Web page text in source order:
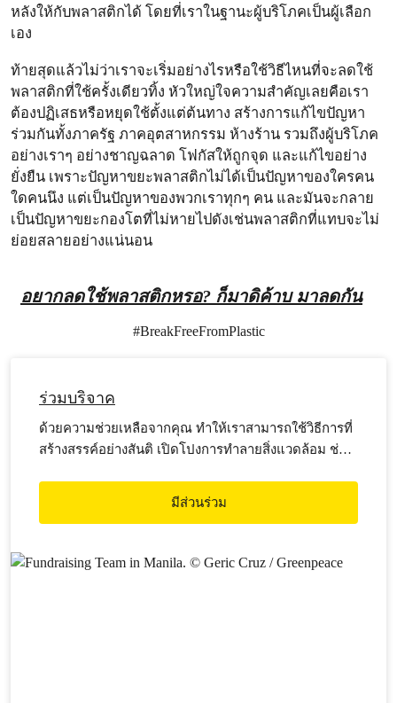
หลังให้กับพลาสติกได้ โดยที่เราในฐานะผู้บริโภคเป็นผู้เลือก
เอง
ท้ายสุดแล้วไม่ว่าเราจะเริ่มอย่างไรหรือใช้วิธีไหนที่จะลดใช้
พลาสติกที่ใช้ครั้งเดียวทิ้ง หัวใหญ่ใจความสำคัญเลยคือเรา
ต้องปฏิเสธหรือหยุดใช้ตั้งแต่ต้นทาง สร้างการแก้ไขปัญหา
ร่วมกันทั้งภาครัฐ ภาคอุตสาหกรรม ห้างร้าน รวมถึงผู้บริโภค
อย่างเราๆ อย่างชาญฉลาด โฟกัสให้ถูกจุด และแก้ไขอย่าง
ยั่งยืน เพราะปัญหาขยะพลาสติกไม่ได้เป็นปัญหาของใครคน
ใดคนนึง แต่เป็นปัญหาของพวกเราทุกๆ คน และมันจะกลาย
เป็นปัญหาขยะกองโตที่ไม่หายไปดังเช่นพลาสติกที่แทบจะไม่
ย่อยสลายอย่างแน่นอน
อยากลดใช้พลาสติกหรอ? ก็มาดิค้าบ มาลดกัน
#BreakFreeFromPlastic
ร่วมบริจาค
ด้วยความช่วยเหลือจากคุณ ทำให้เราสามารถใช้วิธีการที่
สร้างสรรค์อย่างสันติ เปิดโปงการทำลายสิ่งแวดล้อม ช่วย
มีส่วนร่วม